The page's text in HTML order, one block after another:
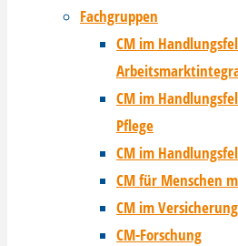
Fachgruppen
CM im
CM im
Pflege
CM im
CM für Menschen
CM im
CM-Forschung